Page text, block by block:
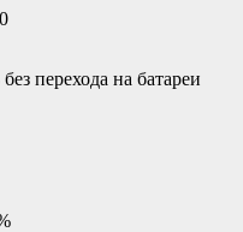
перехода на батареи